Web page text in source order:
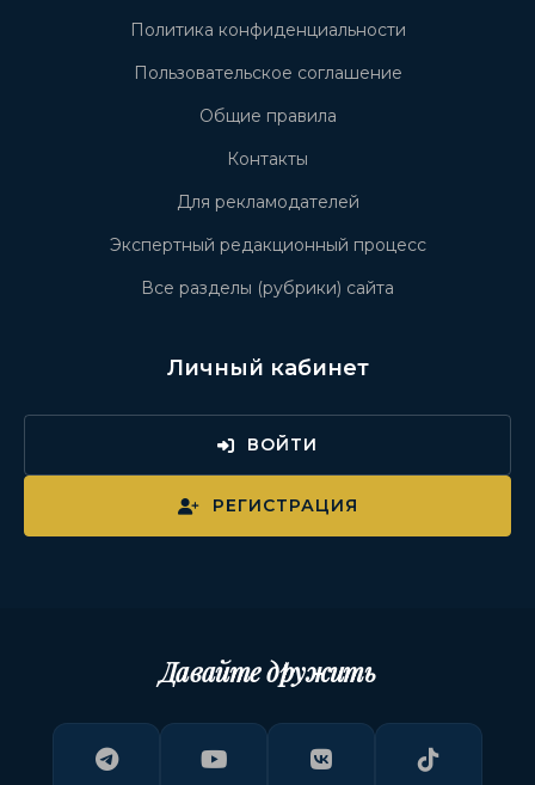
Политика конфиденциальности
Пользовательское соглашение
Общие правила
Контакты
Для рекламодателей
Экспертный редакционный процесс
Все разделы (рубрики) сайта
Личный кабинет
ВОЙТИ
РЕГИСТРАЦИЯ
Давайте дружить